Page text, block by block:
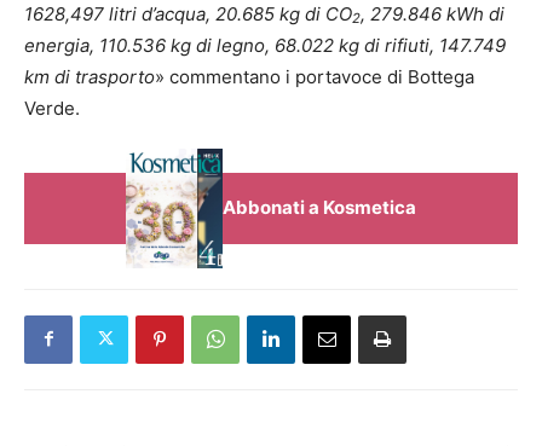
1628,497 litri d’acqua, 20.685 kg di CO2, 279.846 kWh di
energia, 110.536 kg di legno, 68.022 kg di rifiuti, 147.749
km di trasporto» commentano i portavoce di Bottega
Verde.
Abbonati a Kosmetica